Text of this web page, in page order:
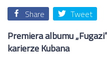
Share Tweet
Premiera albumu
karierze Kubana